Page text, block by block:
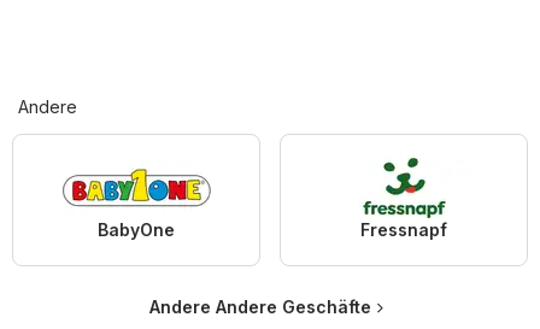
Andere
BabyOne Fressnapf
Andere Andere Geschäfte